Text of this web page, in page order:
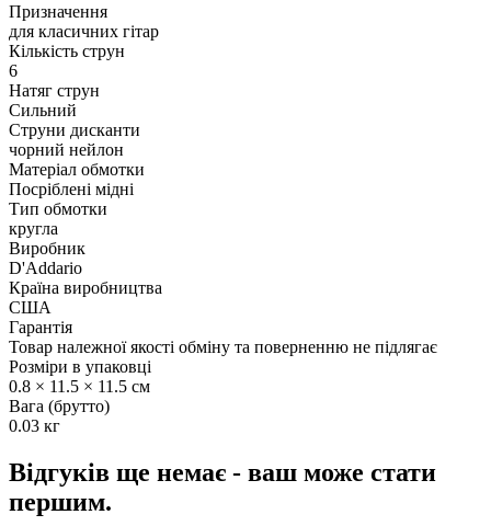
Призначення
для класичних гітар
Кількість струн
6
Натяг струн
Сильний
Струни дисканти
чорний нейлон
Матеріал обмотки
Посріблені мідні
Тип обмотки
кругла
Виробник
D'Addario
Країна виробництва
США
Гарантія
Товар належної якості обміну та поверненню не підлягає
Розміри в упаковці
0.8 × 11.5 × 11.5 см
Вага (брутто)
0.03 кг
Відгуків ще немає - ваш може стати
першим.